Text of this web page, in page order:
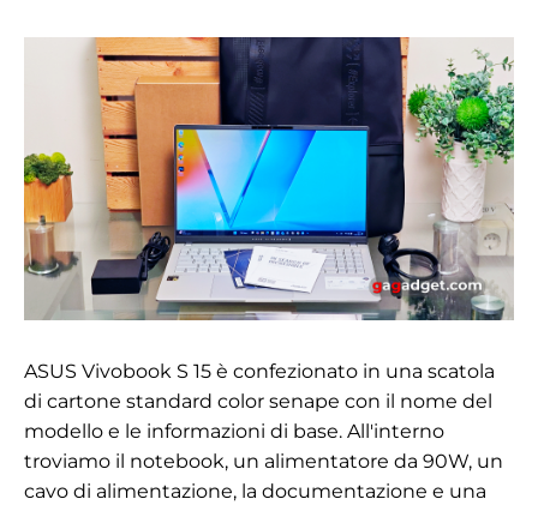
ASUS Vivobook S 15 è confezionato in una scatola
di cartone standard color senape con il nome del
modello e le informazioni di base. All'interno
troviamo il notebook, un alimentatore da 90W, un
cavo di alimentazione, la documentazione e una